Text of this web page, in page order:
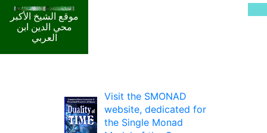
موقع الشيخ الأكبر
محي الدين ابن
العربي
Visit the SMONAD
website, dedicated for
the Single Monad